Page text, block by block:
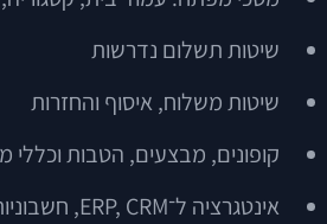
שיטות תשלום נדרשות
שיטות משלוח, איסוף והחזרות
קופונים, מבצעים, הטבות וכללי
אינטגרציה ל־ERP, CRM, חשבוניות, דיוור או ניהול מלאי